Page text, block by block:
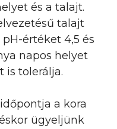
és a talajt.
talajt
értéket 4,5 és
napos helyet
is tolerálja.
a kora
ügyeljünk